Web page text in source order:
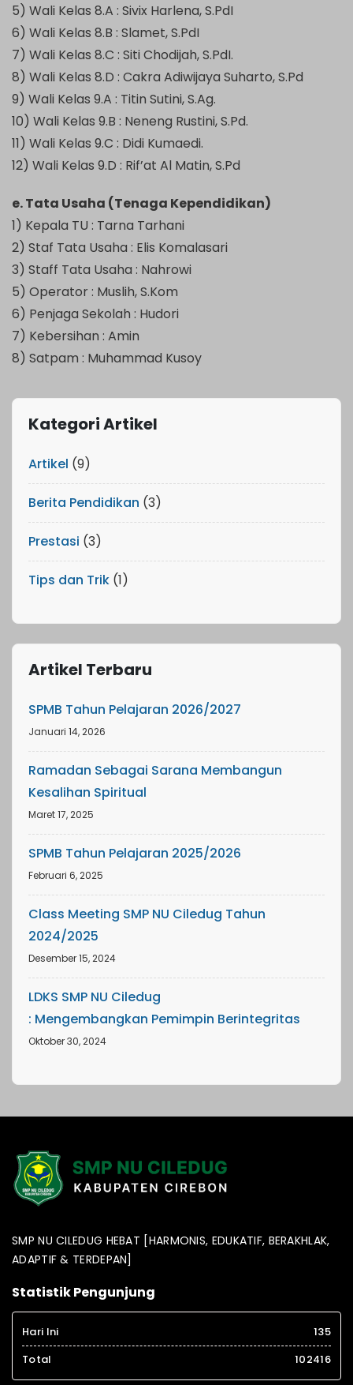
5) Wali Kelas 8.A : Sivix Harlena, S.PdI
6) Wali Kelas 8.B : Slamet, S.PdI
7) Wali Kelas 8.C : Siti Chodijah, S.PdI.
8) Wali Kelas 8.D : Cakra Adiwijaya Suharto, S.Pd
9) Wali Kelas 9.A : Titin Sutini, S.Ag.
10) Wali Kelas 9.B : Neneng Rustini, S.Pd.
11) Wali Kelas 9.C : Didi Kumaedi.
12) Wali Kelas 9.D : Rif’at Al Matin, S.Pd
e. Tata Usaha (Tenaga Kependidikan)
1) Kepala TU : Tarna Tarhani
2) Staf Tata Usaha : Elis Komalasari
3) Staff Tata Usaha : Nahrowi
5) Operator : Muslih, S.Kom
6) Penjaga Sekolah : Hudori
7) Kebersihan : Amin
8) Satpam : Muhammad Kusoy
Kategori Artikel
Artikel (9)
Berita Pendidikan (3)
Prestasi (3)
Tips dan Trik (1)
Artikel Terbaru
SPMB Tahun Pelajaran 2026/2027
Januari 14, 2026
Ramadan Sebagai Sarana Membangun
Kesalihan Spiritual
Maret 17, 2025
SPMB Tahun Pelajaran 2025/2026
Februari 6, 2025
Class Meeting SMP NU Ciledug Tahun
2024/2025
Desember 15, 2024
LDKS SMP NU Ciledug
: Mengembangkan Pemimpin Berintegritas
Oktober 30, 2024
SMP NU CILEDUG HEBAT [HARMONIS, EDUKATIF, BERAKHLAK,
ADAPTIF & TERDEPAN]
Statistik Pengunjung
Hari Ini
135
Total
102416